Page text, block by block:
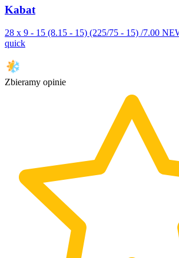
Kabat
28 x 9 - 15 (8.15 - 15) (225/75 - 15) /7.00
quick
Zbieramy opinie